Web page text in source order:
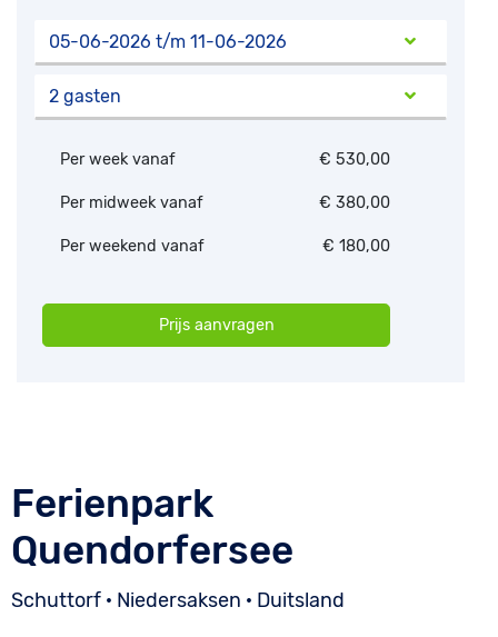
05-06-2026 t/m 11-06-2026
2 gasten
Per week vanaf € 530,00
Per midweek vanaf € 380,00
Per weekend vanaf € 180,00
Prijs aanvragen
Ferienpark
Quendorfersee
Schuttorf · Niedersaksen · Duitsland